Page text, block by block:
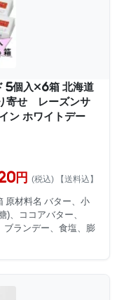
5個入×6箱 北海道
寄せ レーズンサ
ン ホワイトデー
円 (税込) 【送料込】
原材料名 バター、小
)、ココアバター、
ブランデー、食塩、膨